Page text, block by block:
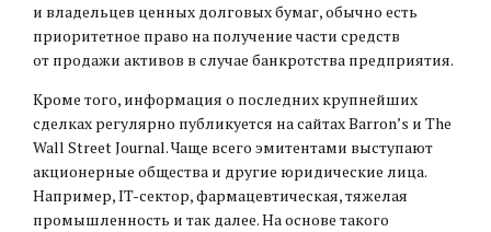
и владельцев ценных долговых бумаг, обычно есть
приоритетное право на получение части средств
от продажи активов в случае банкротства предприятия.
Кроме того, информация о последних крупнейших
сделках регулярно публикуется на сайтах Barron’s и The
Wall Street Journal. Чаще всего эмитентами выступают
акционерные общества и другие юридические лица.
Например, IT-сектор, фармацевтическая, тяжелая
промышленность и так далее. На основе такого